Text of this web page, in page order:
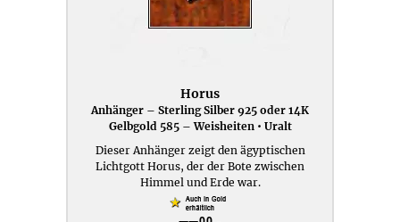
Horus
Anhänger – Sterling Silber 925 oder 14K
Gelbgold 585 – Weisheiten • Uralt
Dieser Anhänger zeigt den ägyptischen
Lichtgott Horus, der der Bote zwischen
Himmel und Erde war.